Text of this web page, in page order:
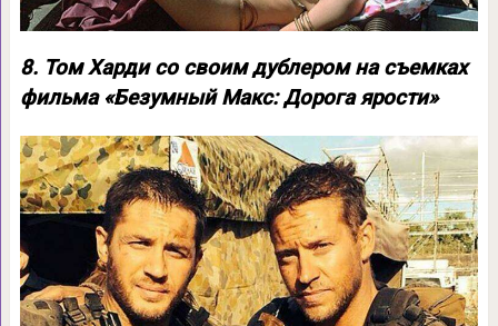
8. Том Харди со своим дублером на съемках
фильма «Безумный Макс: Дорога ярости»